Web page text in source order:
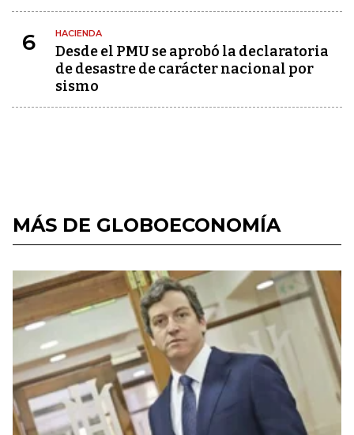
6 HACIENDA
Desde el PMU se aprobó la declaratoria
de desastre de carácter nacional por
sismo
MÁS DE GLOBOECONOMÍA